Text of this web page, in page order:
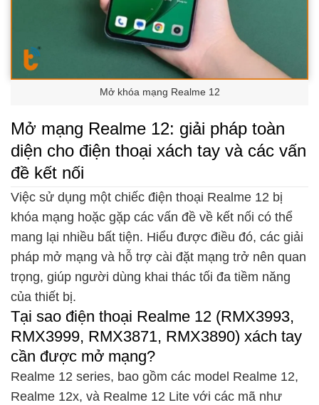
Mở khóa mạng Realme 12
Mở mạng Realme 12: giải pháp toàn
diện cho điện thoại xách tay và các vấn
đề kết nối
Việc sử dụng một chiếc điện thoại Realme 12 bị
khóa mạng hoặc gặp các vấn đề về kết nối có thể
mang lại nhiều bất tiện. Hiểu được điều đó, các giải
pháp mở mạng và hỗ trợ cài đặt mạng trở nên quan
trọng, giúp người dùng khai thác tối đa tiềm năng
của thiết bị.
Tại sao điện thoại Realme 12 (RMX3993,
RMX3999, RMX3871, RMX3890) xách tay
cần được mở mạng?
Realme 12 series, bao gồm các model Realme 12,
Realme 12x, và Realme 12 Lite với các mã như